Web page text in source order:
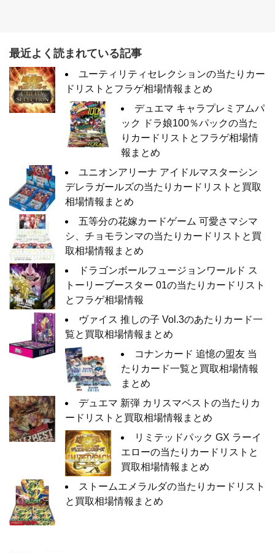
最近よく読まれている記事
ユーティリティセレクションの当たりカー
ドリストとフラゲ相場情報まとめ
デュエマ キャラプレミアムパ
ック ドラ娘100％パックの当た
りカードリストとフラゲ相場情
報まとめ
ユニオンアリーナ アイドルマスターシン
デレラガールズの当たりカードリストと買取
相場情報まとめ
五等分の花嫁カードゲーム 可愛さマシマ
シ、チョモランマの当たりカードリストと買
取相場情報まとめ
ドラゴンボールフュージョンワールド ス
トーリーブースター 01の当たりカードリスト
とフラゲ相場情報
ヴァイス 推しの子 Vol.3のあたりカード一
覧と買取相場情報まとめ
コナンカード 追憶の盟友 当
たりカード一覧と買取相場情報
まとめ
デュエマ 新弾 カリスマベストの当たりカ
ードリストと買取相場情報まとめ
リミテッドパック GX ラーイ
エローの当たりカードリストと
買取相場情報まとめ
ストームエメラルダの当たりカードリスト
と買取相場情報まとめ